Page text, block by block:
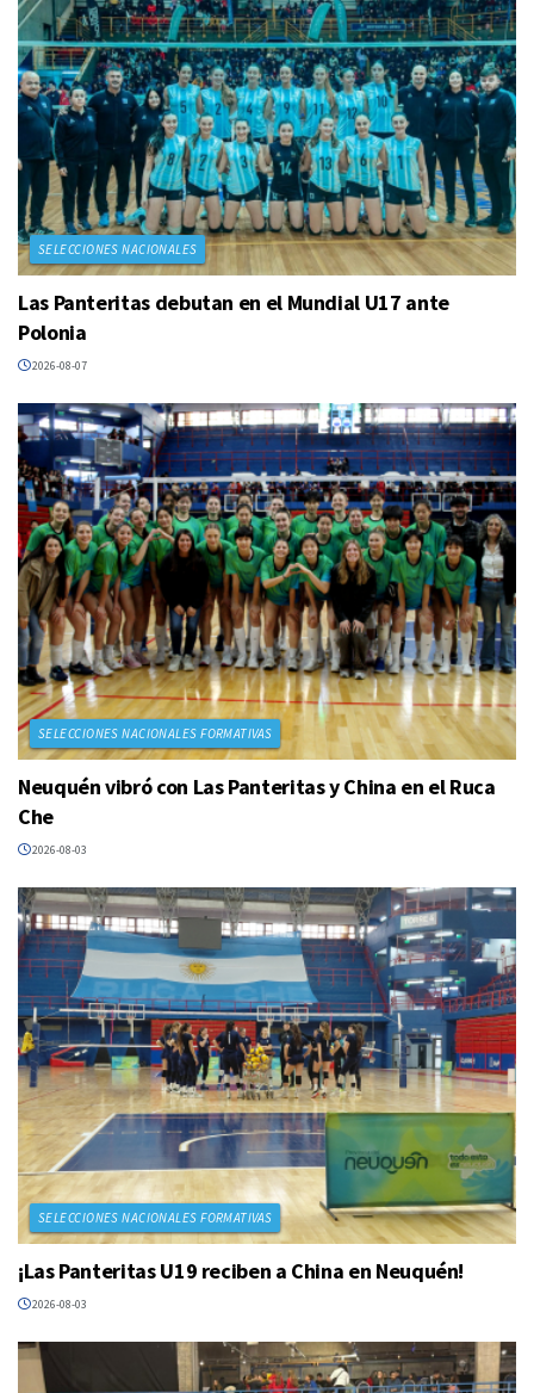
SELECCIONES NACIONALES
Las Panteritas debutan en el Mundial U17 ante
Polonia
2026-08-07
SELECCIONES NACIONALES FORMATIVAS
Neuquén vibró con Las Panteritas y China en el Ruca
Che
2026-08-03
SELECCIONES NACIONALES FORMATIVAS
¡Las Panteritas U19 reciben a China en Neuquén!
2026-08-03